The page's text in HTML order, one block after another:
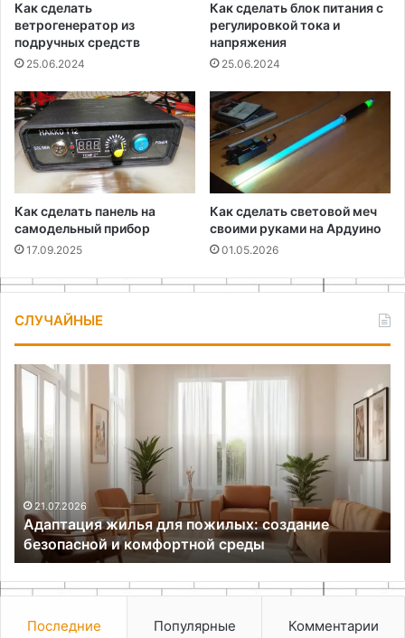
Как сделать
ветрогенератор из
подручных средств
25.06.2024
Как сделать блок питания с
регулировкой тока и
напряжения
25.06.2024
Как сделать панель на
самодельный прибор
17.09.2025
Как сделать световой меч
своими руками на Ардуино
01.05.2026
СЛУЧАЙНЫЕ
Преимущества
самодельного
рейсмуса
для
точной
разметки
заготовок
18.05.2026
Преимущества самодельного рейсмуса
точной разметки заготовок
Последние Популярные Комментарии